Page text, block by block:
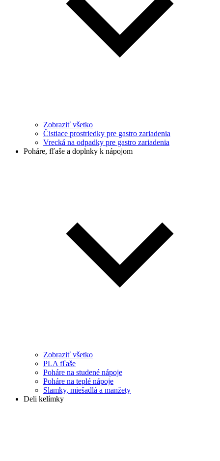
Zobraziť všetko
Čistiace prostriedky pre gastro zariadenia
Vrecká na odpadky pre gastro zariadenia
Poháre, fľaše a doplnky k nápojom
Zobraziť všetko
PLA fľaše
Poháre na studené nápoje
Poháre na teplé nápoje
Slamky, miešadlá a manžety
Deli kelímky